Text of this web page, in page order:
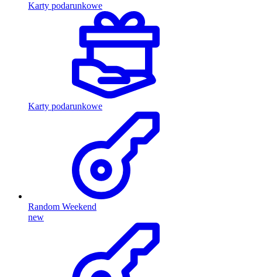
Karty podarunkowe
Karty podarunkowe
Random Weekend
new